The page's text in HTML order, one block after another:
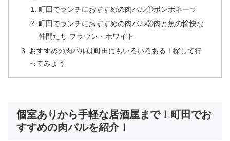
町田でランチにおすすめの肉バル①ボンボネーラ
町田でランチにおすすめの肉バル②肉と魚の愉快な
仲間たち ブラウン・ホワイト
おすすめの肉バルは町田にもいろいろある！探して行
ってみよう
個室ありから手軽な居酒屋まで！町田でお
すすめの肉バルを紹介！